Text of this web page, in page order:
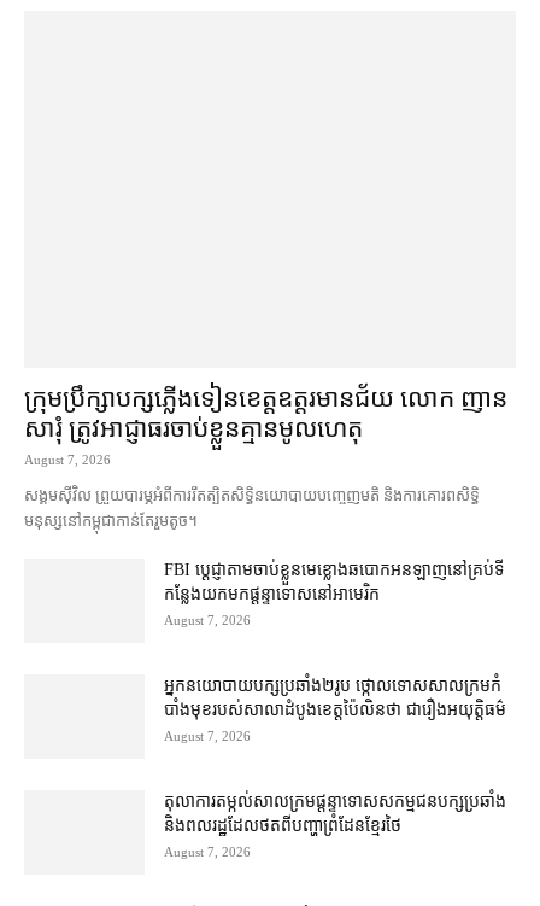
ក្រុមប្រឹក្សា​បក្ស​ភ្លើងទៀន​ខេត្ត​ឧត្ដរមានជ័យ លោក ញាន
សារុំ ត្រូវ​អាជ្ញាធរ​ចាប់ខ្លួន​គ្មាន​មូលហេតុ
August 7, 2026
សង្គម​ស៊ីវិល ព្រួយបារម្ភ​អំពី​ការ​រឹតត្បិត​សិទ្ធិ​នយោបាយ​បញ្ចេញមតិ និង​ការគោរព​សិទ្ធិ
មនុស្ស​នៅ​កម្ពុជា​កាន់តែ​រួម​តូច។
FBI ប្ដេជ្ញា​តាម​ចាប់ខ្លួន​មេខ្លោង​ឆបោក​អនឡាញ​នៅ​គ្រប់​ទី
កន្លែង​យក​មក​ផ្ដន្ទាទោស​នៅ​អាមេរិក
August 7, 2026
អ្នកនយោបាយ​បក្ស​ប្រឆាំង​២​រូប ថ្កោលទោស​សាលក្រម​កំ
បាំងមុខ​របស់​សាលាដំបូង​ខេត្ត​ប៉ៃលិន​ថា ជា​រឿង​អយុត្តិធម៌
August 7, 2026
តុលាការ​តម្កល់​សាលក្រម​ផ្ដន្ទាទោស​សកម្មជន​បក្ស​ប្រឆាំង​
និង​ពលរដ្ឋ​ដែល​ថត​ពី​បញ្ហា​ព្រំដែន​ខ្មែរ​ថៃ
August 7, 2026